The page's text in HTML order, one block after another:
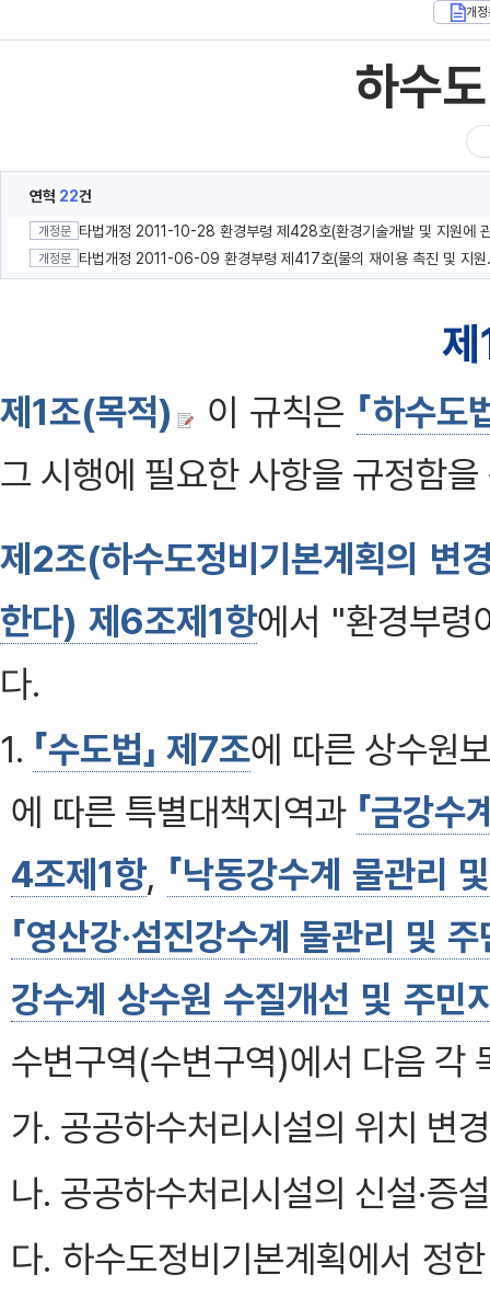
개정
하수
연혁 22건
개정문
개정문
타법개정
제1조(목적) 이 규칙은 「하수도
그 시행에 필요한 사항을 규정함
제2조(하수도정비기본계획의 변
한다) 제6조제1항에서 "환경부령
다.
1. 「수도법」 제7조에 따른 상수원
에 따른 특별대책지역과 「금강
4조제1항, 「낙동강수계 물관리
「영산강·섬진강수계 물관리 및
강수계 상수원 수질개선 및 주민
수변구역(수변구역)에서 다음 각
가. 공공하수처리시설의 위치 변경
나. 공공하수처리시설의 신설·증설
다. 하수도정비기본계획에서 정